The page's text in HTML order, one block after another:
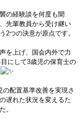
の経験談を何度も聞
先輩教員から受け継い
2つの決意が原点です。
を上げ、国会内外で力
にして3歳児の保育士の
配置基準改善を実現さ
遅れた状況を変えるた
。